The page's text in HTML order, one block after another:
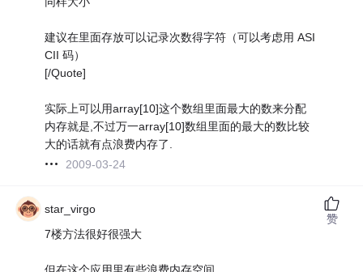
建议在里面存放可以记录次数得字符（可以考虑用 ASI
CII 码）
[/Quote]
实际上可以用array[10]这个数组里面最大的数来分配
内存就是,不过万一array[10]数组里面的最大的数比较
大的话就有点浪费内存了.
2009-03-24
star_virgo
7楼方法很好很强大
但在这个应用里有些浪费内存空间
赞